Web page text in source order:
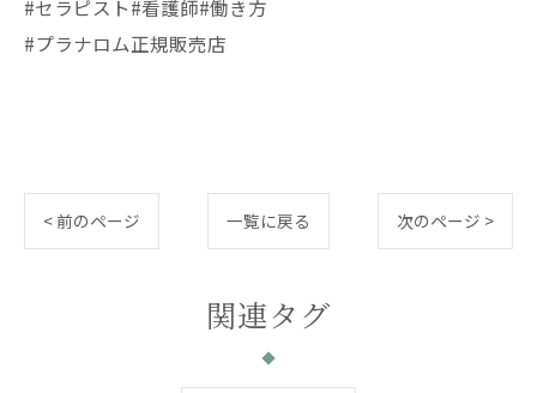
#セラピスト#看護師#働き方
#プラナロム正規販売店
< 前のページ 一覧に戻る 次のページ >
関連タグ